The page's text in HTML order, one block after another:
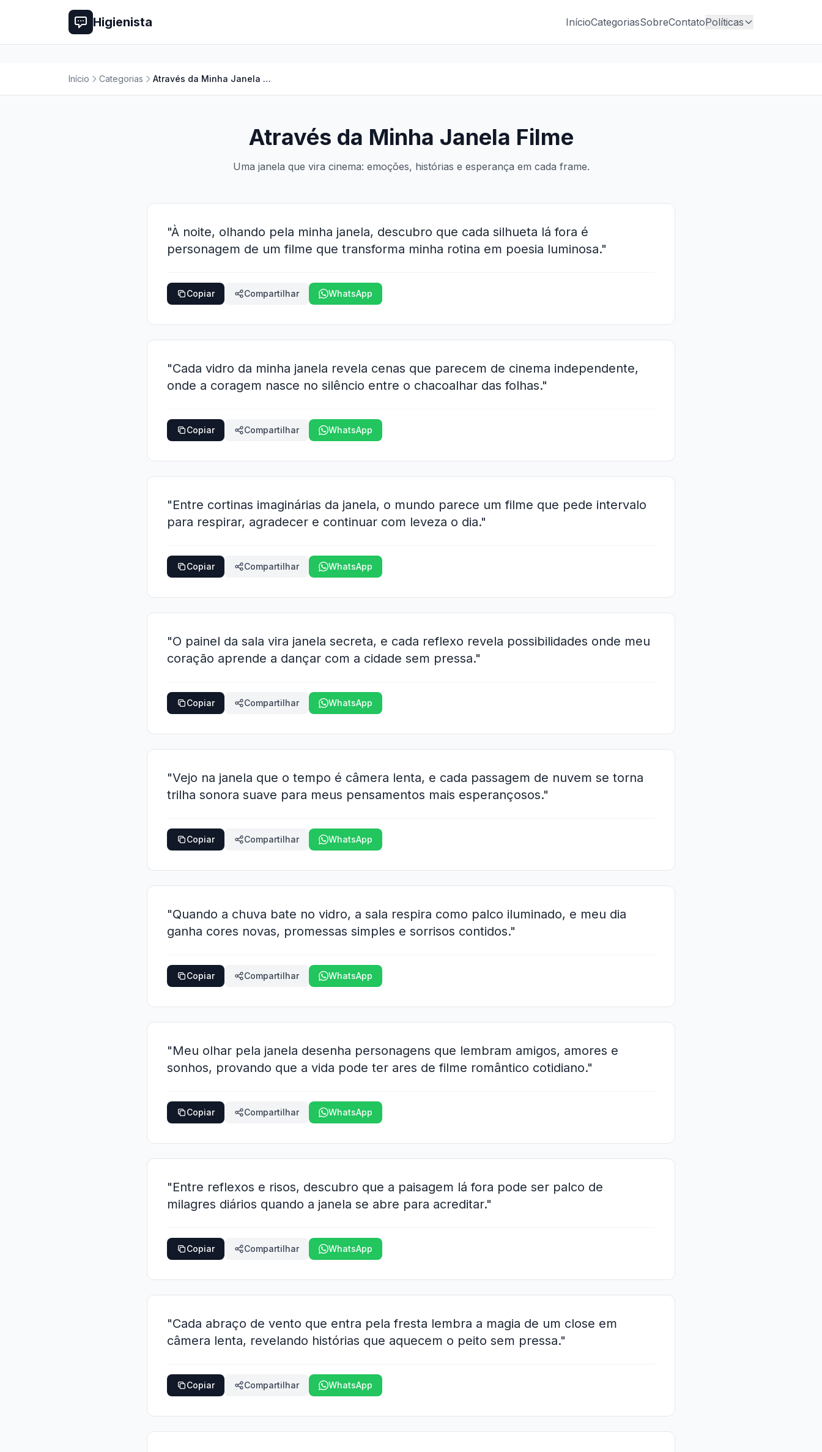
Higienista InícioCategoriasSobreContatoPolíticas
Início Categorias Através da Minha Janela Filme
Através da Minha Janela Filme
Uma janela que vira cinema: emoções, histórias e esperança em cada frame.
"À noite, olhando pela minha janela, descubro que cada silhueta lá fora é
personagem de um filme que transforma minha rotina em poesia luminosa."
Copiar Compartilhar WhatsApp
"Cada vidro da minha janela revela cenas que parecem de cinema independente,
onde a coragem nasce no silêncio entre o chacoalhar das folhas."
Copiar Compartilhar WhatsApp
"Entre cortinas imaginárias da janela, o mundo parece um filme que pede intervalo
para respirar, agradecer e continuar com leveza o dia."
Copiar Compartilhar WhatsApp
"O painel da sala vira janela secreta, e cada reflexo revela possibilidades onde meu
coração aprende a dançar com a cidade sem pressa."
Copiar Compartilhar WhatsApp
"Vejo na janela que o tempo é câmera lenta, e cada passagem de nuvem se torna
trilha sonora suave para meus pensamentos mais esperançosos."
Copiar Compartilhar WhatsApp
"Quando a chuva bate no vidro, a sala respira como palco iluminado, e meu dia
ganha cores novas, promessas simples e sorrisos contidos."
Copiar Compartilhar WhatsApp
"Meu olhar pela janela desenha personagens que lembram amigos, amores e
sonhos, provando que a vida pode ter ares de filme romântico cotidiano."
Copiar Compartilhar WhatsApp
"Entre reflexos e risos, descubro que a paisagem lá fora pode ser palco de
milagres diários quando a janela se abre para acreditar."
Copiar Compartilhar WhatsApp
"Cada abraço de vento que entra pela fresta lembra a magia de um close em
câmera lenta, revelando histórias que aquecem o peito sem pressa."
Copiar Compartilhar WhatsApp